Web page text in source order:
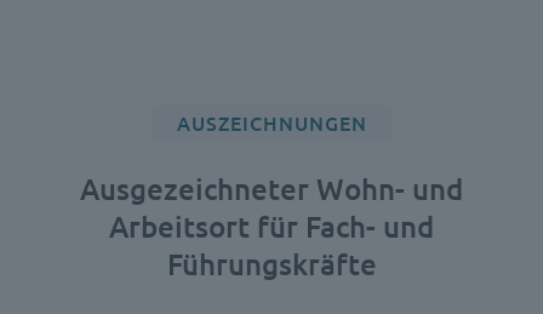
AUSZEICHNUNGEN
Ausgezeichneter Wohn- und
Arbeitsort für Fach- und
Führungskräfte